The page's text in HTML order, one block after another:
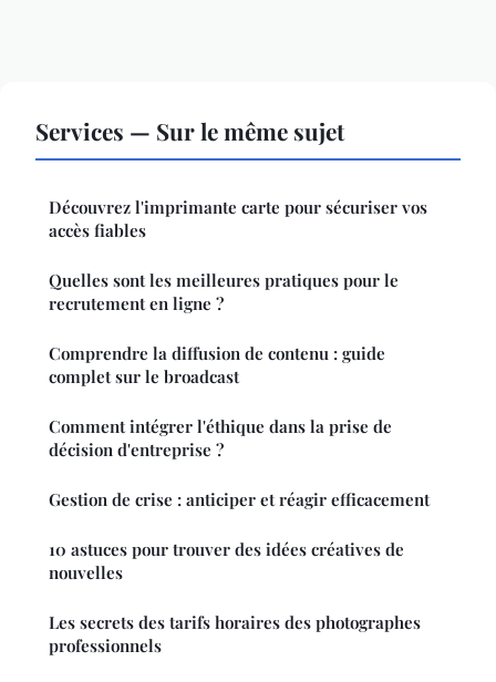
Services — Sur le même sujet
Découvrez l'imprimante carte pour sécuriser vos
accès fiables
Quelles sont les meilleures pratiques pour le
recrutement en ligne ?
Comprendre la diffusion de contenu : guide
complet sur le broadcast
Comment intégrer l'éthique dans la prise de
décision d'entreprise ?
Gestion de crise : anticiper et réagir efficacement
10 astuces pour trouver des idées créatives de
nouvelles
Les secrets des tarifs horaires des photographes
professionnels